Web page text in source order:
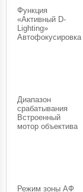
Функция
«Активный D-
Lighting»
Автофокусировка
Диапазон
срабатывания
Встроенный
мотор объектива
Режим зоны АФ